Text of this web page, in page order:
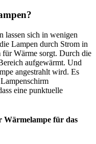
lassen sich in wenigen
Lampen durch Strom in
Wärme sorgt. Durch die
aufgewärmt. Und
angestrahlt wird. Es
eine punktuelle
Wärmelampe für das